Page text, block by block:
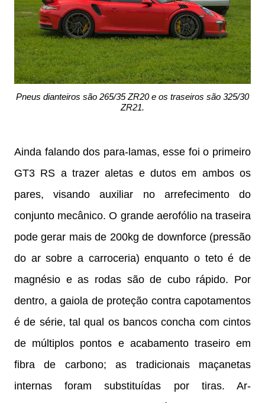
Pneus dianteiros são 265/35 ZR20 e os traseiros são 325/30
ZR21.
Ainda falando dos para-lamas, esse foi o primeiro
GT3 RS a trazer aletas e dutos em ambos os
pares, visando auxiliar no arrefecimento do
conjunto mecânico. O grande aerofólio na traseira
pode gerar mais de 200kg de downforce (pressão
do ar sobre a carroceria) enquanto o teto é de
magnésio e as rodas são de cubo rápido. Por
dentro, a gaiola de proteção contra capotamentos
é de série, tal qual os bancos concha com cintos
de múltiplos pontos e acabamento traseiro em
fibra de carbono; as tradicionais maçanetas
internas foram substituídas por tiras. Ar-